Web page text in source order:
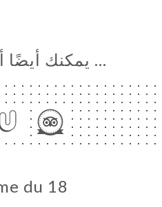
… يمكنك أيضًا
du 18